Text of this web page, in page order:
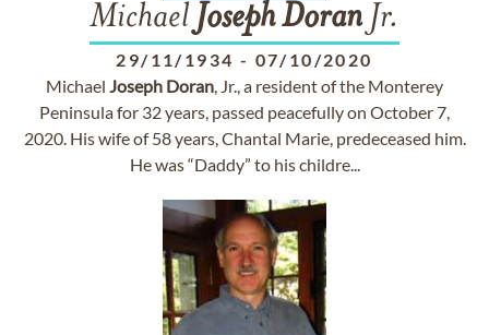
Michael JosephDoran Jr.
29/11/1934 - 07/10/2020
Michael Joseph Doran, Jr., a resident of the Monterey
Peninsula for 32 years, passed peacefully on October 7,
2020. His wife of 58 years, Chantal Marie, predeceased him.
He was “Daddy” to his childre...